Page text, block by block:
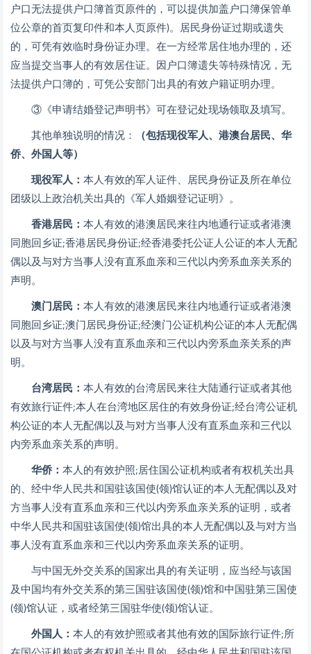
户口无法提供户口簿首页原件的，可以提供加盖户口簿保管单
位公章的首页复印件和本人页原件)。居民身份证过期或遗失
的，可凭有效临时身份证办理。在一方经常居住地办理的，还
应当提交当事人的有效居住证。因户口簿遗失等特殊情况，无
法提供户口簿的，可凭公安部门出具的有效户籍证明办理。
③《申请结婚登记声明书》可在登记处现场领取及填写。
其他单独说明的情况：
（包括现役军人、港澳台居民、华
侨、外国人等）
现役军人： 本人有效的军人证件、居民身份证及所在单位
团级以上政治机关出具的《军人婚姻登记证明》。
香港居民： 本人有效的港澳居民来往内地通行证或者港澳
同胞回乡证;香港居民身份证;经香港委托公证人公证的本人无配
偶以及与对方当事人没有直系血亲和三代以内旁系血亲关系的
声明。
澳门居民： 本人有效的港澳居民来往内地通行证或者港澳
同胞回乡证;澳门居民身份证;经澳门公证机构公证的本人无配偶
以及与对方当事人没有直系血亲和三代以内旁系血亲关系的声
明。
台湾居民： 本人有效的台湾居民来往大陆通行证或者其他
有效旅行证件;本人在台湾地区居住的有效身份证;经台湾公证机
构公证的本人无配偶以及与对方当事人没有直系血亲和三代以
内旁系血亲关系的声明。
华侨： 本人的有效护照;居住国公证机构或者有权机关出具
的、经中华人民共和国驻该国使(领)馆认证的本人无配偶以及对
方当事人没有直系血亲和三代以内旁系血亲关系的证明，或者
中华人民共和国驻该国使(领)馆出具的本人无配偶以及与对方当
事人没有直系血亲和三代以内旁系血亲关系的证明。
与中国无外交关系的国家出具的有关证明，应当经与该国
及中国均有外交关系的第三国驻该国使(领)馆和中国驻第三国使
(领)馆认证，或者经第三国驻华使(领)馆认证。
外国人： 本人的有效护照或者其他有效的国际旅行证件;所